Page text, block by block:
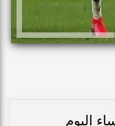
اليوم